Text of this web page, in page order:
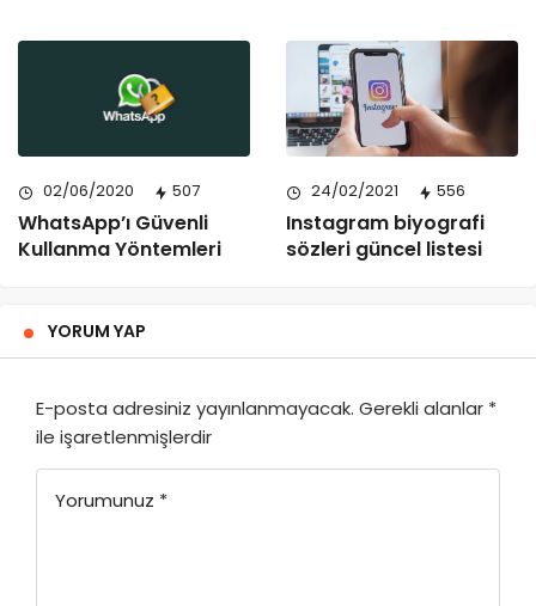
02/06/2020 507
WhatsApp’ı Güvenli
Kullanma Yöntemleri
24/02/2021 556
Instagram biyografi
sözleri güncel listesi
YORUM YAP
E-posta adresiniz yayınlanmayacak. Gerekli alanlar *
ile işaretlenmişlerdir
Yorumunuz *